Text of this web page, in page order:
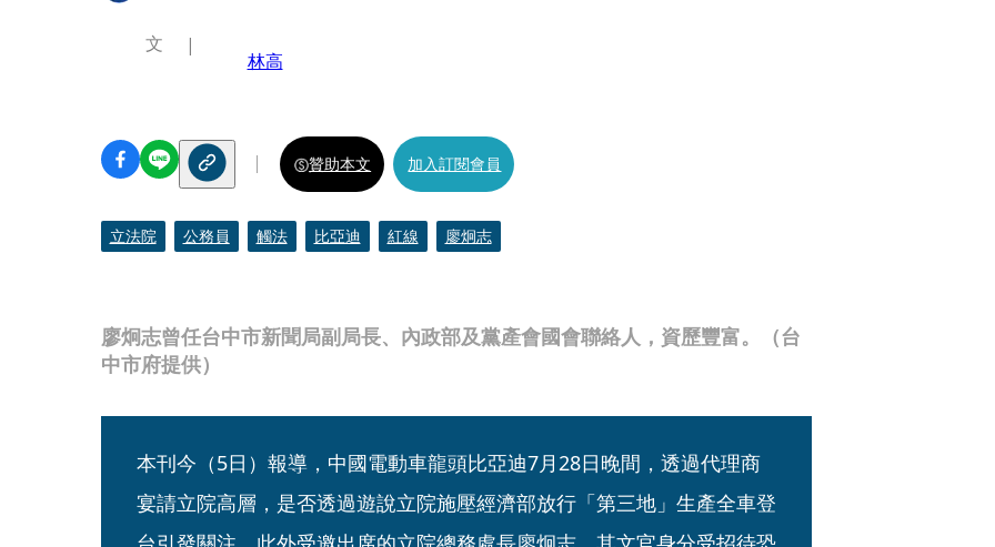
廖炯志曾任台中市新聞局副局長、內政部及黨產會國會聯絡人，資歷豐富。（台
中市府提供）
文
林高
贊助本文 加入訂閱會員
立法院 公務員 觸法 比亞迪 紅線 廖炯志
本刊今（5日）報導，中國電動車龍頭比亞迪7月28日晚間，透過代理商
宴請立院高層，是否透過遊說立院施壓經濟部放行「第三地」生產全車登